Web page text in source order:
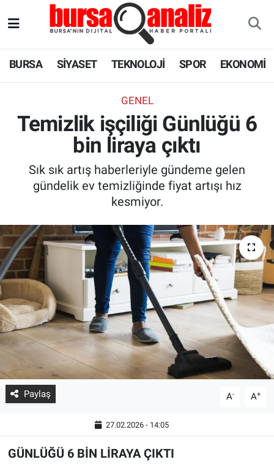
BURSA SİYASET TEKNOLOJİ SPOR EKONOMİ
GENEL
Temizlik işçiliği Günlüğü 6
bin liraya çıktı
Sık sık artış haberleriyle gündeme gelen
gündelik ev temizliğinde fiyat artışı hız
kesmiyor.
Paylaş A- A+
27.02.2026 - 14:05
GÜNLÜĞÜ 6 BİN LİRAYA ÇIKTI
EKONOMİ
ASTROLOJİ
Süper Lig Puan Durumu ve Fikstür
Tüm Manşetler
Son Dakika Haberleri
Haber Arşivi